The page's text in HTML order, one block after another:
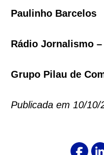
Paulinho Barcelos
Rádio Jornalismo
Grupo Pilau de
Publicada em 10/10/